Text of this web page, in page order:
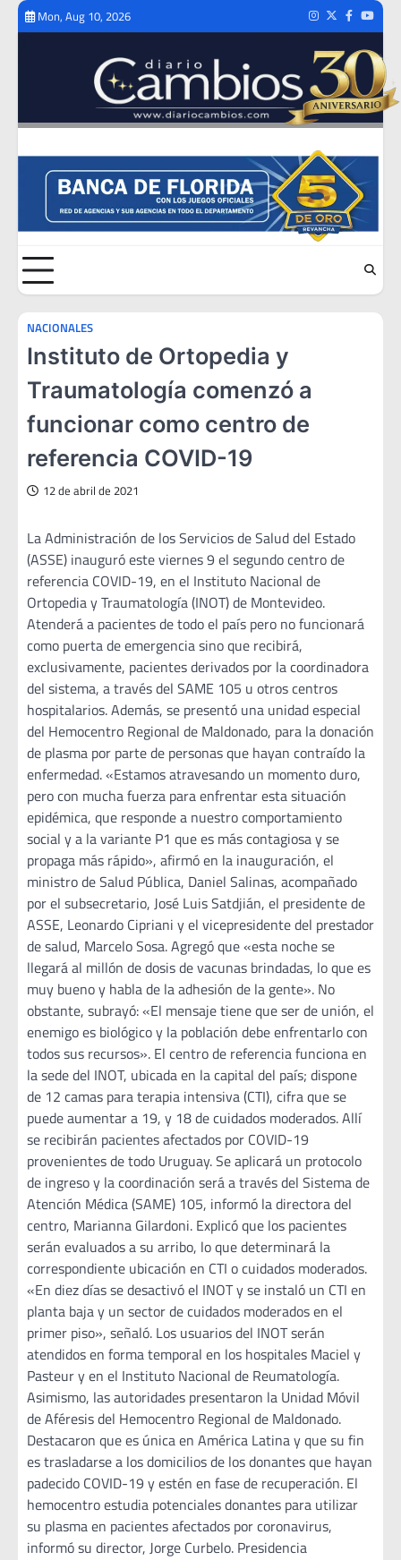
Skip
Mon, Aug 10, 2026 Instagram
TwitterFacebook
NACIONALES
Instituto de Ortopedia y
Traumatología comenzó a
funcionar como centro de
referencia COVID-19
12 de abril de 2021
La Administración de los Servicios de Salud del Estado
(ASSE) inauguró este viernes 9 el segundo centro de
referencia COVID-19, en el Instituto Nacional de
Ortopedia y Traumatología (INOT) de Montevideo.
Atenderá a pacientes de todo el país pero no funcionará
como puerta de emergencia sino que recibirá,
exclusivamente, pacientes derivados por la coordinadora
del sistema, a través del SAME 105 u otros centros
hospitalarios. Además, se presentó una unidad especial
del Hemocentro Regional de Maldonado, para la donación
de plasma por parte de personas que hayan contraído la
enfermedad. «Estamos atravesando un momento duro,
pero con mucha fuerza para enfrentar esta situación
epidémica, que responde a nuestro comportamiento
social y a la variante P1 que es más contagiosa y se
propaga más rápido», afirmó en la inauguración, el
ministro de Salud Pública, Daniel Salinas, acompañado
por el subsecretario, José Luis Satdjián, el presidente de
ASSE, Leonardo Cipriani y el vicepresidente del prestador
de salud, Marcelo Sosa. Agregó que «esta noche se
llegará al millón de dosis de vacunas brindadas, lo que es
muy bueno y habla de la adhesión de la gente». No
obstante, subrayó: «El mensaje tiene que ser de unión, el
enemigo es biológico y la población debe enfrentarlo con
todos sus recursos». El centro de referencia funciona en
la sede del INOT, ubicada en la capital del país; dispone
de 12 camas para terapia intensiva (CTI), cifra que se
puede aumentar a 19, y 18 de cuidados moderados. Allí
se recibirán pacientes afectados por COVID-19
provenientes de todo Uruguay. Se aplicará un protocolo
de ingreso y la coordinación será a través del Sistema de
Atención Médica (SAME) 105, informó la directora del
centro, Marianna Gilardoni. Explicó que los pacientes
serán evaluados a su arribo, lo que determinará la
correspondiente ubicación en CTI o cuidados moderados.
«En diez días se desactivó el INOT y se instaló un CTI en
planta baja y un sector de cuidados moderados en el
primer piso», señaló. Los usuarios del INOT serán
atendidos en forma temporal en los hospitales Maciel y
Pasteur y en el Instituto Nacional de Reumatología.
Asimismo, las autoridades presentaron la Unidad Móvil
de Aféresis del Hemocentro Regional de Maldonado.
Destacaron que es única en América Latina y que su fin
es trasladarse a los domicilios de los donantes que hayan
padecido COVID-19 y estén en fase de recuperación. El
hemocentro estudia potenciales donantes para utilizar
su plasma en pacientes afectados por coronavirus,
informó su director, Jorge Curbelo. Presidencia